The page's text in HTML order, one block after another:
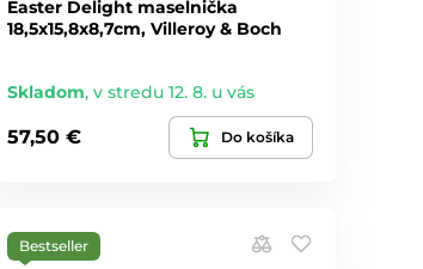
Easter Delight maselnička
18,5x15,8x8,7cm, Villeroy & Boch
Skladom,v stredu 12. 8. u vás
57,50 € Do košíka
Bestseller